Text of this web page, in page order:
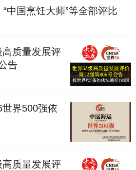
中国烹饪大师”等全部评比
质量发展评
告
界500强依
质量发展评